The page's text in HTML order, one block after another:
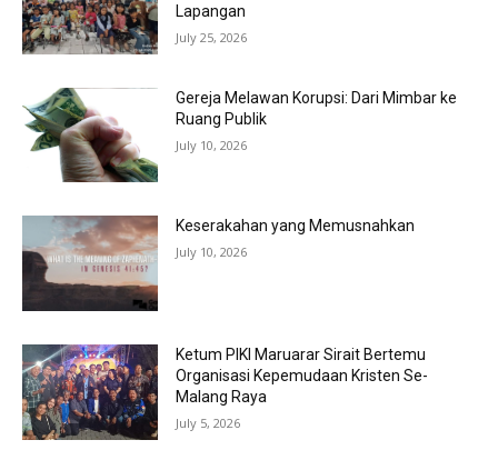
Lapangan
July 25, 2026
Gereja Melawan Korupsi: Dari Mimbar ke
Ruang Publik
July 10, 2026
Keserakahan yang Memusnahkan
July 10, 2026
Ketum PIKI Maruarar Sirait Bertemu
Organisasi Kepemudaan Kristen Se-
Malang Raya
July 5, 2026